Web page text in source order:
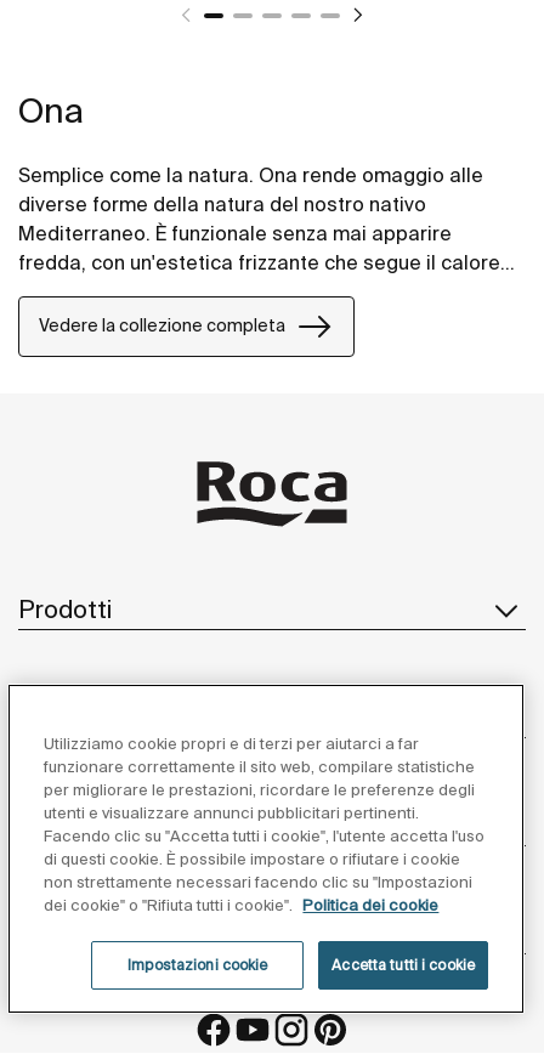
Ona
Semplice come la natura. Ona rende omaggio alle
diverse forme della natura del nostro nativo
Mediterraneo. È funzionale senza mai apparire
fredda, con un'estetica frizzante che segue il calore
intrinseco dell'ambiente naturale, fatta per coloro che
godono della potenza di paesaggi silenziosi.
Vedere la collezione completa
Prodotti
Chi Siamo
Seguiteci
Utilizziamo cookie propri e di terzi per aiutarci a far
funzionare correttamente il sito web, compilare statistiche
per migliorare le prestazioni, ricordare le preferenze degli
utenti e visualizzare annunci pubblicitari pertinenti.
Facendo clic su "Accetta tutti i cookie", l'utente accetta l'uso
di questi cookie. È possibile impostare o rifiutare i cookie
non strettamente necessari facendo clic su "Impostazioni
dei cookie" o "Rifiuta tutti i cookie".
Politica dei cookie
Impostazioni cookie Accetta tutti i cookie